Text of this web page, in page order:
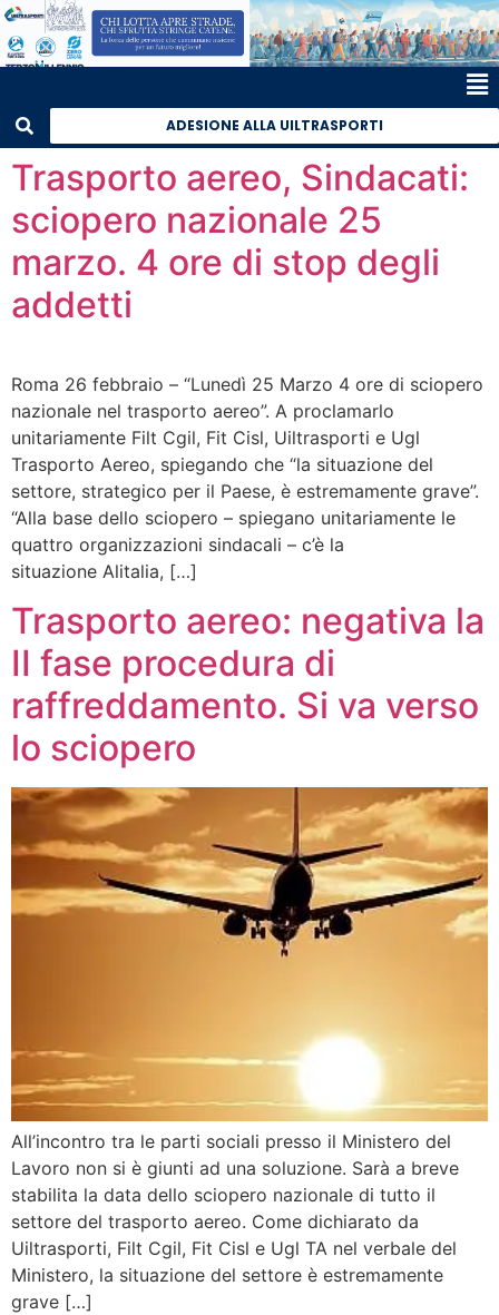
ADESIONE ALLA UILTRASPORTI
Trasporto aereo, Sindacati:
sciopero nazionale 25
marzo. 4 ore di stop degli
addetti
Roma 26 febbraio – “Lunedì 25 Marzo 4 ore di sciopero
nazionale nel trasporto aereo”. A proclamarlo
unitariamente Filt Cgil, Fit Cisl, Uiltrasporti e Ugl
Trasporto Aereo, spiegando che “la situazione del
settore, strategico per il Paese, è estremamente grave”.
“Alla base dello sciopero – spiegano unitariamente le
quattro organizzazioni sindacali – c’è la
situazione Alitalia, […]
Trasporto aereo: negativa la
II fase procedura di
raffreddamento. Si va verso
lo sciopero
All’incontro tra le parti sociali presso il Ministero del
Lavoro non si è giunti ad una soluzione. Sarà a breve
stabilita la data dello sciopero nazionale di tutto il
settore del trasporto aereo. Come dichiarato da
Uiltrasporti, Filt Cgil, Fit Cisl e Ugl TA nel verbale del
Ministero, la situazione del settore è estremamente
grave […]